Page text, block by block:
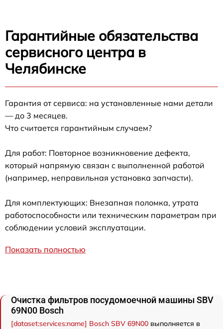
Гарантийные обязательства
сервисного центра в
Челябинске
Гарантия от сервиса: на установленные нами детали
— до 3 месяцев.
Что считается гарантийным случаем?
Для работ: Повторное возникновение дефекта,
который напрямую связан с выполненной работой
(например, неправильная установка запчасти).
Для комплектующих: Внезапная поломка, утрата
работоспособности или техническим параметрам при
соблюдении условий эксплуатации.
Показать полностью
Очистка фильтров посудомоечной машины SBV
69N00 Bosch
[dataset:services:name] Bosch SBV 69N00 выполняется в